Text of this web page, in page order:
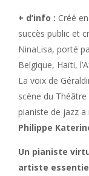
+ d’info : Créé
succès public et
NinaLisa, porté
Belgique, Haïti,
La voix de
scène du
pianiste de jazz
Philippe
Un pianiste
artiste